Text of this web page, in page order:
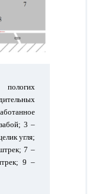
3 –
угля;
7 –
9 –